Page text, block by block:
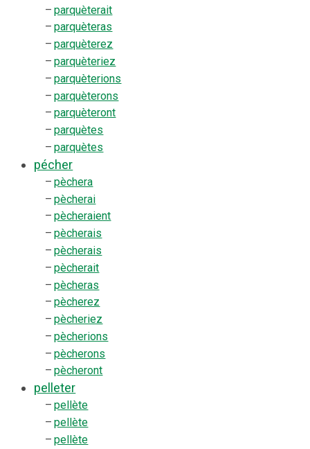
– parquèterait
– parquèteras
– parquèterez
– parquèteriez
– parquèterions
– parquèterons
– parquèteront
– parquètes
– parquètes
pécher
– pèchera
– pècherai
– pècheraient
– pècherais
– pècherais
– pècherait
– pècheras
– pècherez
– pècheriez
– pècherions
– pècherons
– pècheront
pelleter
– pellète
– pellète
– pellète